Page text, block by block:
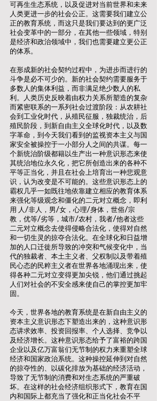
可再生生态系统，以及促进对当前世界和未来
人类更进一步的社会公正。这需要我们建立公
正的教育系统，而这只是我们要达到的更广泛
社会变革中的一部分，在其他一些领域，特别
是经济和政治领域中，我们也需要建立更公正
的体系。
在形成新的社会契约过程中，为进步而进行的
斗争是必不可少的。新的社会契约需要服务于
多数人的集体利益，而非满足绝少数人的私
利。人类历史反映着由权力关系所塑造的复杂
而紧密联系的一系列社会过渡阶段：从农耕社
会到工业化时代，从殖民征服，独裁统治，后
殖民阶段，到新自由主义全球化时代，以及数
字革命，到今天我们看到的监视资本主义与国
家安全被操控于一小部分人之间的共谋。每一
个新统治阶级都籍以生产出一种意识形态来使
其统治地位永久化，把它所创造出来的各种不
平等正当化，并且在社会上培育出一种悲观意
识，认为改变是不可能的。这些意识形态上的
霸权几乎一如既往地依靠建立相应的教育体系
来强化等级观念和僵化的二元对立概念，即利
用 人/非人，男/女，心理/身体，世俗/宗
教，优等/劣等，城市/农村，我者/他者这些
二元对立概念去使得侵略合法化，使得对自然
和一切生灵的掠夺合法化。在全球化和日益增
加的人口迁徙所导致的冲突和气候变化中，当
代的独裁者、本土主义者、父权制以及带着殖
民心态的民粹主义者在世界各地涌现出来，使
得各种二元对立变得更加尖锐，他们通过挑起
人们对社会的不安全感来使自己的掌控更加牢
固。
今天，世界各地的教育系统是在新自由主义的
资本主义意识形态下塑造出来的，这种意识形
态讲求效率、投资回报率、个人选择、竞争以
及经济增长。这种意识形态给予了富裕的跨国
企业以及亿万富翁们无节制的权力来重塑全球
经济和国家政治系统。这种操控延伸到对自然
的掠夺性的、以碳化排放为基础的经济活动，
导致了无节制的消费和对生态系统的严重破
坏。在这样的社会经济组织形式下，教育在国
内和国际上都充当了强化和正当化社会不平